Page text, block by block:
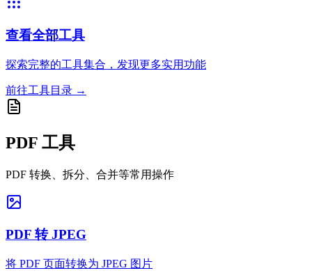
查看全部工具
探索完整的工具集合，发现更多实用功能
前往工具目录 →
PDF 工具
PDF 转换、拆分、合并等常用操作
PDF 转 JPEG
将 PDF 页面转换为 JPEG 图片